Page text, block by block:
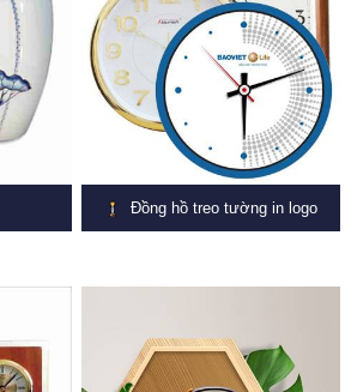
Đồng hồ treo tường in logo